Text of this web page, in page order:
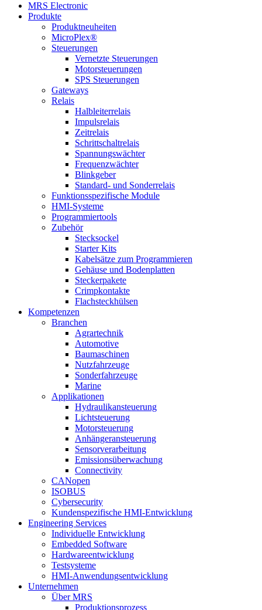
MRS Electronic
Produkte
Produktneuheiten
MicroPlex®
Steuerungen
Vernetzte Steuerungen
Motorsteuerungen
SPS Steuerungen
Gateways
Relais
Halbleiterrelais
Impulsrelais
Zeitrelais
Schrittschaltrelais
Spannungswächter
Frequenzwächter
Blinkgeber
Standard- und Sonderrelais
Funktionsspezifische Module
HMI-Systeme
Programmiertools
Zubehör
Stecksockel
Starter Kits
Kabelsätze zum Programmieren
Gehäuse und Bodenplatten
Steckerpakete
Crimpkontakte
Flachsteckhülsen
Kompetenzen
Branchen
Agrartechnik
Automotive
Baumaschinen
Nutzfahrzeuge
Sonderfahrzeuge
Marine
Applikationen
Hydraulikansteuerung
Lichtsteuerung
Motorsteuerung
Anhängeransteuerung
Sensorverarbeitung
Emissionsüberwachung
Connectivity
CANopen
ISOBUS
Cybersecurity
Kundenspezifische HMI-Entwicklung
Engineering Services
Individuelle Entwicklung
Embedded Software
Hardwareentwicklung
Testsysteme
HMI-Anwendungsentwicklung
Unternehmen
Über MRS
Produktionsprozess